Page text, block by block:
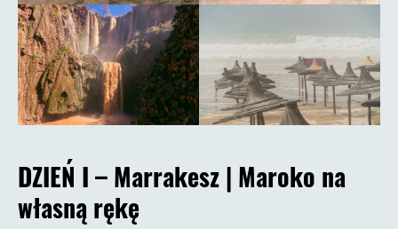
DZIEŃ I – Marrakesz | Maroko na
własną rękę